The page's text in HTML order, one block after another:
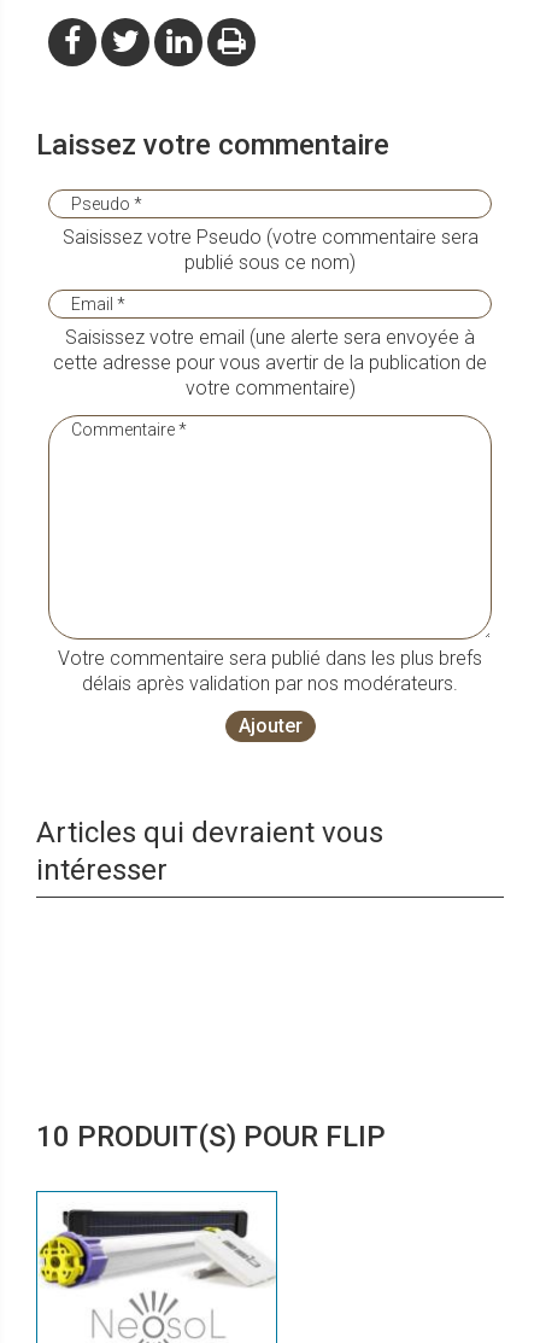
Laissez votre commentaire
Saisissez votre Pseudo (votre commentaire sera
publié sous ce nom)
Saisissez votre email (une alerte sera envoyée à
cette adresse pour vous avertir de la publication de
votre commentaire)
Votre commentaire sera publié dans les plus brefs
délais après validation par nos modérateurs.
Ajouter
Articles qui devraient vous
intéresser
10 PRODUIT(S) POUR FLIP